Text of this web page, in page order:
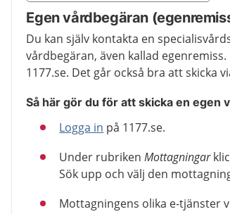
Egen vårdbegäran
Du kan själv kontakta en
vårdbegäran, även kallad
1177.se. Det går också bra att skicka
Så här gör du för att skicka en egen
Logga in på 1177.se.
Under rubrikenMottagningar
Sök upp och välj den
Mottagningens olika e-tjänster